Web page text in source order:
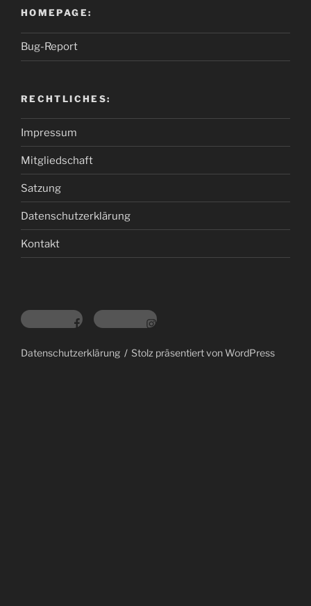
HOMEPAGE:
Bug-Report
RECHTLICHES:
Impressum
Mitgliedschaft
Satzung
Datenschutzerklärung
Kontakt
Datenschutzerklärung Stolz präsentiert von WordPress